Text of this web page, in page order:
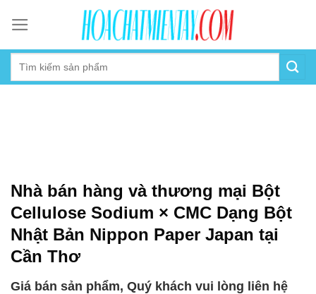
content
Nhà bán hàng và thương mại Bột
Cellulose Sodium × CMC Dạng Bột
Nhật Bản Nippon Paper Japan tại
Cần Thơ
Giá bán sản phẩm, Quý khách vui lòng liên hệ